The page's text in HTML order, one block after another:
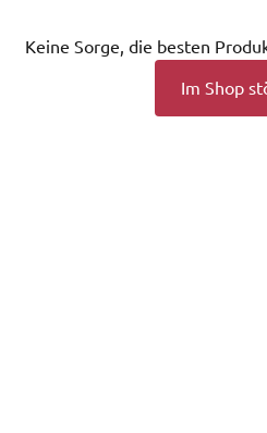
Keine Sorge, die besten
Im Shop